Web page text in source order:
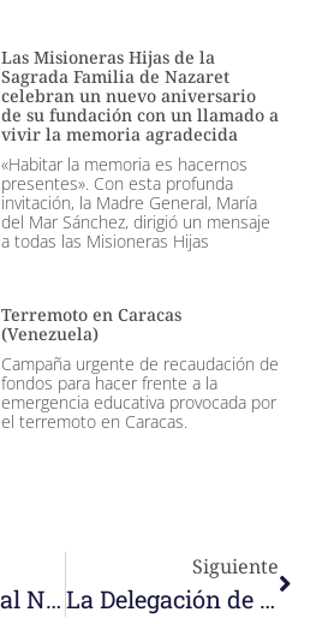
Las Misioneras Hijas de la
Sagrada Familia de Nazaret
celebran un nuevo aniversario
de su fundación con un llamado a
vivir la memoria agradecida
«Habitar la memoria es hacernos
presentes». Con esta profunda
invitación, la Madre General, María
del Mar Sánchez, dirigió un mensaje
a todas las Misioneras Hijas
Terremoto en Caracas
(Venezuela)
Campaña urgente de recaudación de
fondos para hacer frente a la
emergencia educativa provocada por
el terremoto en Caracas.
Milena entra al Noviciado de las Misioneras Nazaret
Siguiente
La Delegación de ECAITI celebra su Asamblea 2021